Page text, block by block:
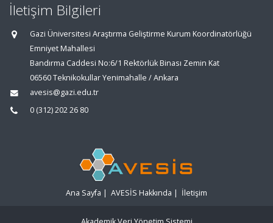
İletişim Bilgileri
Gazi Üniversitesi Araştırma Geliştirme Kurum Koordinatörlüğü
Emniyet Mahallesi
Bandırma Caddesi No:6/1 Rektörlük Binası Zemin Kat
06560 Teknikokullar Yenimahalle / Ankara
avesis@gazi.edu.tr
0 (312) 202 26 80
Ana Sayfa | AVESİS Hakkında | İletişim